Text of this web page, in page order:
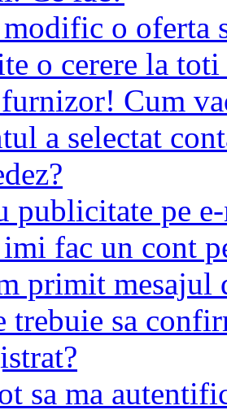
o oferta
o cerere la
Cum
a selectat
publicitate pe
fac un cont
primit mesajul
trebuie sa
sa ma